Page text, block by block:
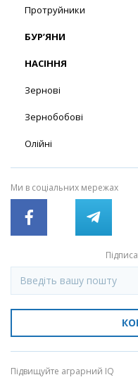
Протруйники
БУР’ЯНИ
НАСІННЯ
Зернові
Зернобобові
Олійні
Ми в соціальних мережах
Підвищуйте аграрний IQ